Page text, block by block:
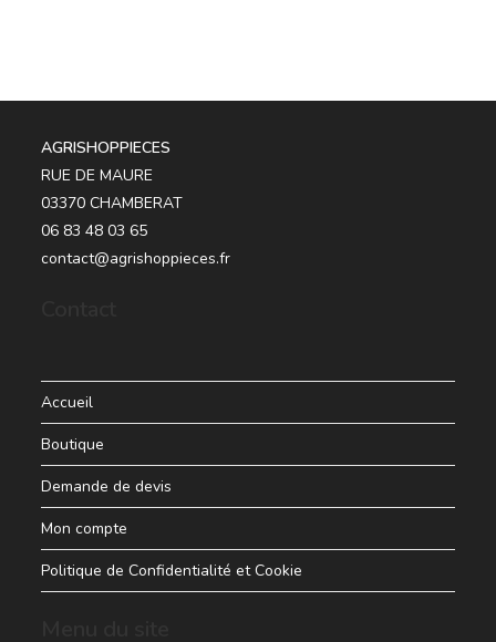
AGRISHOPPIECES
RUE DE MAURE
03370 CHAMBERAT
06 83 48 03 65
contact@agrishoppieces.fr
Accueil
Boutique
Demande de devis
Mon compte
Politique de Confidentialité et Cookie